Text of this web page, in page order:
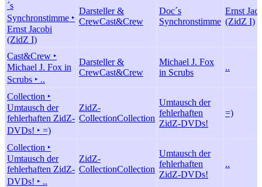
´s
Synchronstimme ‣
Ernst Jacobi
(ZidZ I)
Darsteller &
CrewCast&Crew
Doc´s
Synchronstimme
Ernst
(ZidZ I)
Cast&Crew ‣
Michael J. Fox in
Scrubs ‣ ..
Darsteller &
CrewCast&Crew
Michael J. Fox
in Scrubs
..
Collection ‣
Umtausch der
fehlerhaften ZidZ-
DVDs! ‣ =)
ZidZ-
CollectionCollection
Umtausch der
fehlerhaften
ZidZ-DVDs!
=)
Collection ‣
Umtausch der
fehlerhaften ZidZ-
DVDs! ‣ ..
ZidZ-
CollectionCollection
Umtausch der
fehlerhaften
ZidZ-DVDs!
..